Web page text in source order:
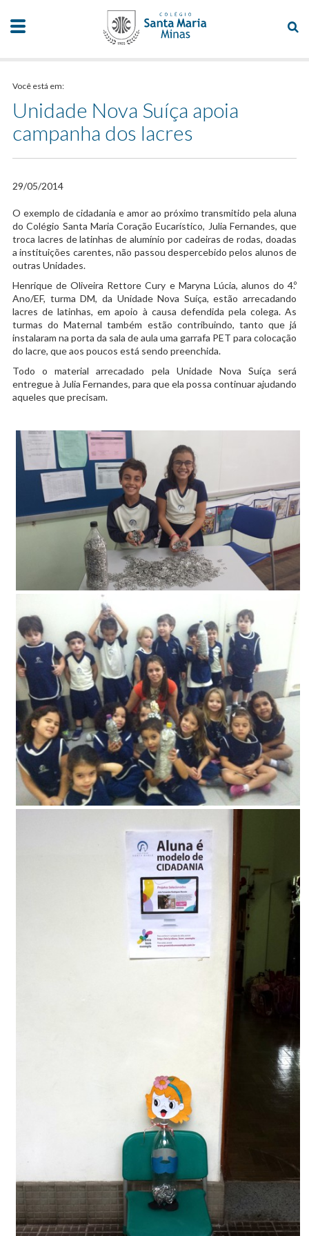
Você está em:
Unidade Nova Suíça apoia
campanha dos lacres
29/05/2014
​O exemplo de cidadania e amor ao próximo transmitido pela aluna
do Colégio Santa Maria Coração Eucarístico, Julia Fernandes, que
troca lacres de latinhas de alumínio por cadeiras de rodas, doadas
a instituições carentes, não passou despercebido pelos alunos de
outras Unidades.
Henrique de Oliveira Rettore Cury e Maryna Lúcia, alunos do 4.º
Ano/EF, turma DM, da Unidade Nova Suíça, estão arrecadando
lacres de latinhas, em apoio à causa defendida pela colega. As
turmas do Maternal também estão contribuindo, tanto que já
instalaram na porta da sala de aula uma garrafa PET para colocação
do lacre, que aos poucos está sendo preenchida.
Todo o material arrecadado pela Unidade Nova Suíça será
entregue à Julia Fernandes, para que ela possa continuar ajudando
aqueles que precisam.